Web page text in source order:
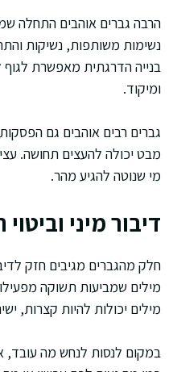
הרבה גברים אוהבים התחלה
נשימות משותפות, נשיקות
בנייה הדרגתית מאפשרת
ומיקוד.
גברים רבים אוהבים גם
מבט יכולה להעצים תחושה.
מי שנוטה להגיע מהר.
דיבור מיני וביטוי
חלק מהגברים מגיבים חזק
מילים שמביעות תשוקה
מילים יכולות להיות קצרות,
במקום לנסות לנחש מה